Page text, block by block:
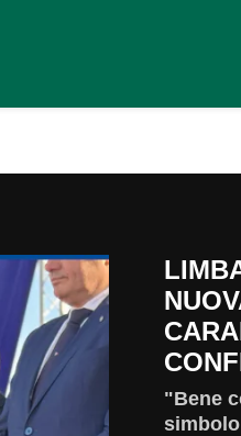
"Bene